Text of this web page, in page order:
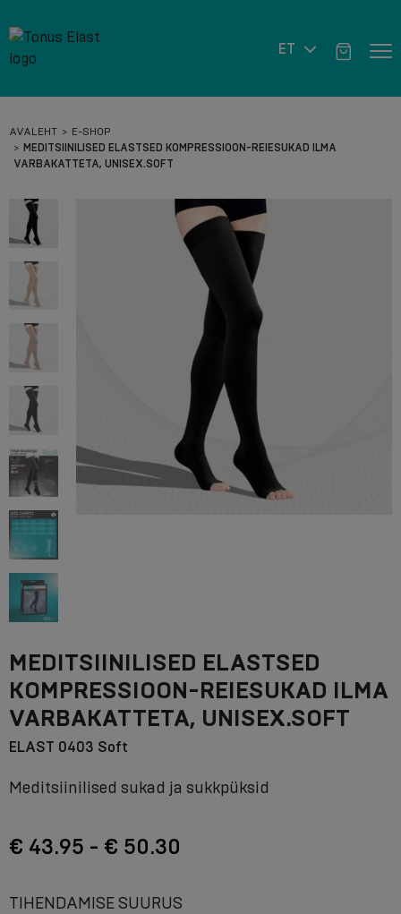
ET
AVALEHT
E-SHOP
MEDITSIINILISED ELASTSED KOMPRESSIOON-REIESUKAD ILMA
VARBAKATTETA, UNISEX.SOFT
MEDITSIINILISED ELASTSED
KOMPRESSIOON-REIESUKAD ILMA
VARBAKATTETA, UNISEX.SOFT
ELAST 0403 Soft
Meditsiinilised sukad ja sukkpüksid
€ 43.95 - € 50.30
TIHENDAMISE SUURUS